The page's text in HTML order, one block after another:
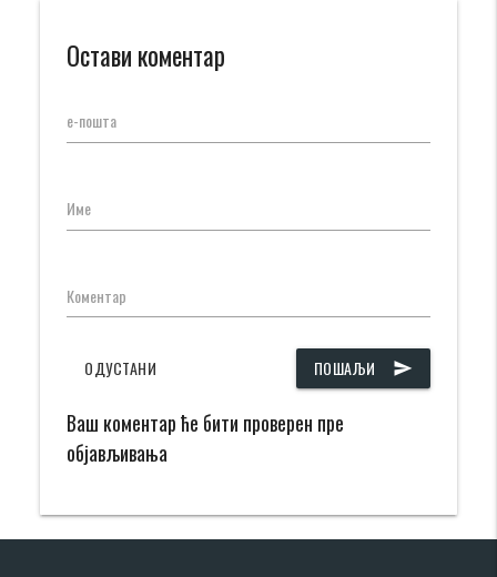
Остави коментар
е-пошта
Име
Коментар
ПОШАЉИ send
ОДУСТАНИ
Ваш коментар ће бити проверен пре
објављивања